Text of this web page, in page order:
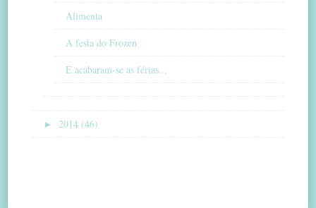
Alimenta
A festa do Frozen
E acabaram-se as férias...
► 2014 (46)